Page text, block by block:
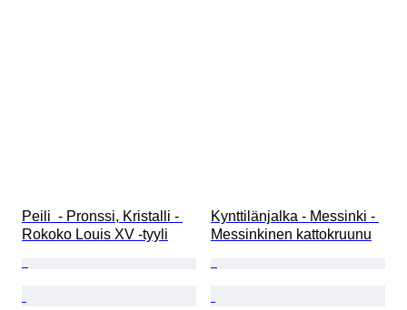
Peili  - Pronssi, Kristalli -
Rokoko Louis XV -tyyli
Kynttilänjalka - Messinki -
Messinkinen kattokruunu